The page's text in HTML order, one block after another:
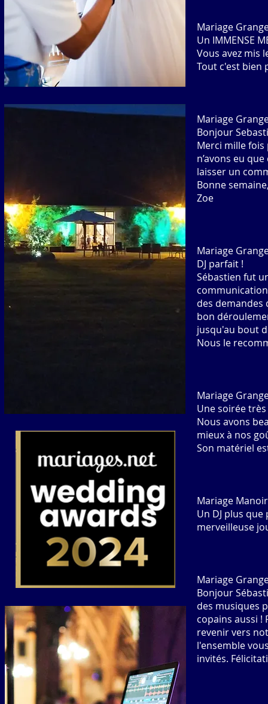
Mariage
Un IMMENSE
Vous avez mis
Tout c'est bien
Mariage
Bonjour
Merci mille
n’avons eu
laisser un
Bonne
Zoe
Mariage
DJ parfait !
Sébastien fut
des demandes
bon
jusqu'au bout
Nous le
Mariage
Une soirée
Nous avons
mieux à nos
Son matériel
Mariage
Un DJ plus
merveilleuse
Mariage
Bonjour
des musiques
copains aussi !
revenir vers
l'ensemble
invités.